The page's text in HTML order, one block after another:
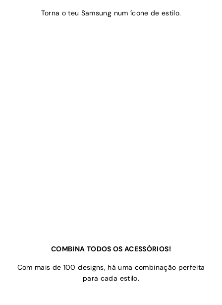
Torna o teu Samsung num ícone de estilo.
COMBINA TODOS OS ACESSÓRIOS!
Com mais de 100 designs, há uma combinação perfeita
para cada estilo.